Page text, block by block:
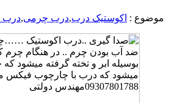
موضوع : اکوستیک درب,درب چرمی,درب